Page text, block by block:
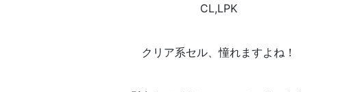
CL,LPK
クリア系セル、憧れますよね！